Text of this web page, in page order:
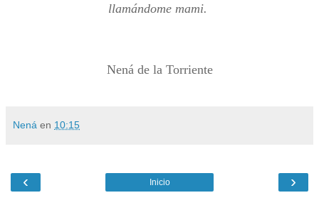
llamándome mami.
Nená de la Torriente
Nená en 10:15
‹ ›
Inicio